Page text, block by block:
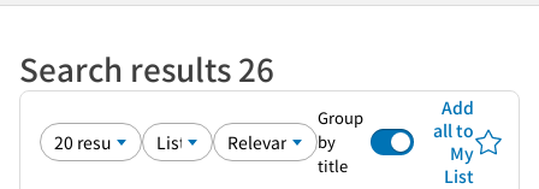
Search results 26
Group
by
title
Add
all to
My
List